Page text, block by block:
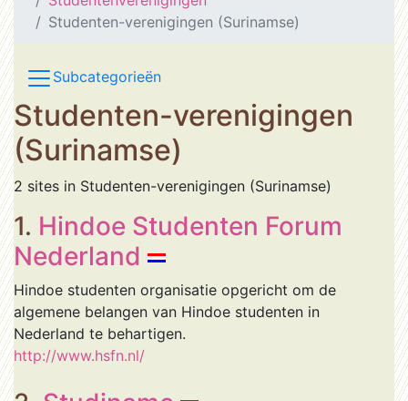
Studenten-verenigingen (Surinamse)
Subcategorieën
Studenten-verenigingen
(Surinamse)
2 sites in Studenten-verenigingen (Surinamse)
1. Hindoe Studenten Forum
Nederland
Hindoe studenten organisatie opgericht om de
algemene belangen van Hindoe studenten in
Nederland te behartigen.
http://www.hsfn.nl/